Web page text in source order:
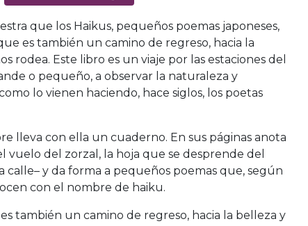
que los Haikus, pequeños poemas japoneses,
es también un camino de regreso, hacia la
rodea. Este libro es un viaje por las estaciones del
o pequeño, a observar la naturaleza y
lo vienen haciendo, hace siglos, los poetas
lleva con ella un cuaderno. En sus páginas anota
vuelo del zorzal, la hoja que se desprende del
y da forma a pequeños poemas que, según
con el nombre de haiku.
también un camino de regreso, hacia la belleza y